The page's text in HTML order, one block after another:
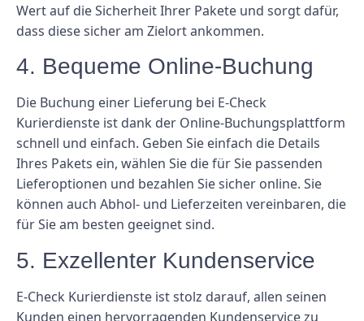
Wert auf die Sicherheit Ihrer Pakete und sorgt dafür,
dass diese sicher am Zielort ankommen.
4. Bequeme Online-Buchung
Die Buchung einer Lieferung bei E-Check
Kurierdienste ist dank der Online-Buchungsplattform
schnell und einfach. Geben Sie einfach die Details
Ihres Pakets ein, wählen Sie die für Sie passenden
Lieferoptionen und bezahlen Sie sicher online. Sie
können auch Abhol- und Lieferzeiten vereinbaren, die
für Sie am besten geeignet sind.
5. Exzellenter Kundenservice
E-Check Kurierdienste ist stolz darauf, allen seinen
Kunden einen hervorragenden Kundenservice zu